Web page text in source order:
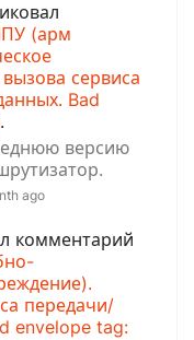
(арм
сервиса
Bad
.
версию
ago
комментарий
передачи/
envelope tag: